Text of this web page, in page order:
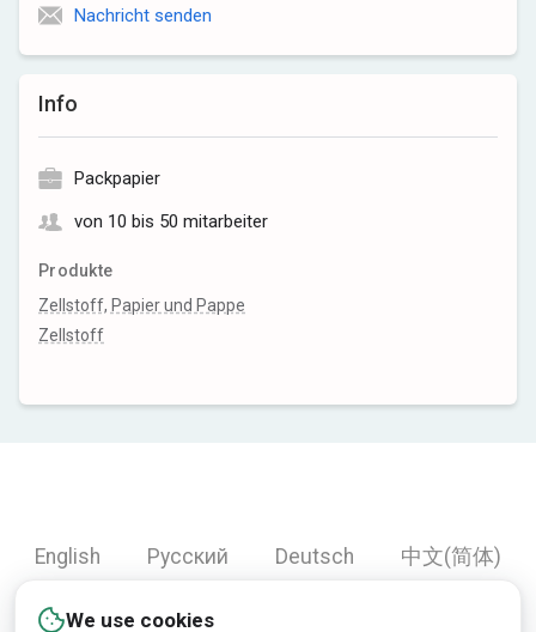
Info
Packpapier
von 10 bis 50 mitarbeiter
Produkte
Zellstoff, Papier und Pappe
Zellstoff
Nachricht senden
We use cookies
English Русский Deutsch
中文(简体)